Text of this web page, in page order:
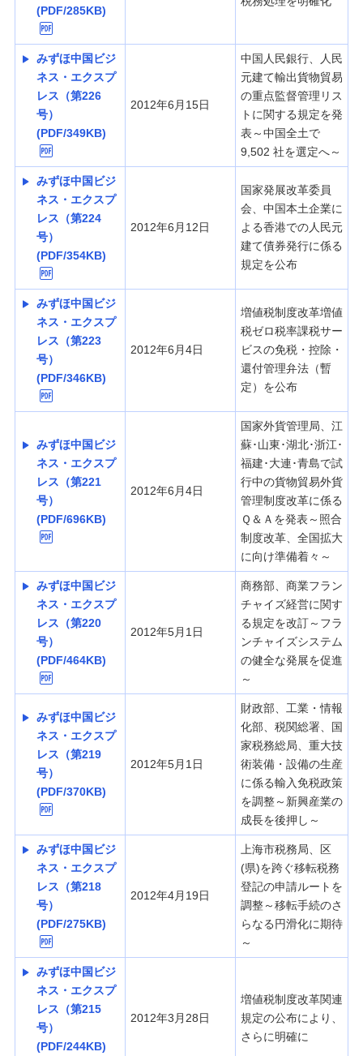
(PDF/285KB)
みずほ中国ビジ
ネス・エクスプ
レス（第226
号）
(PDF/349KB)
2012年6月15日
中国人民銀行、人民
元建て輸出貨物貿易
の重点監督管理リス
トに関する規定を発
表～中国全土で
9,502 社を選定へ～
みずほ中国ビジ
ネス・エクスプ
レス（第224
号）
(PDF/354KB)
2012年6月12日
国家発展改革委員
会、中国本土企業に
よる香港での人民元
建て債券発行に係る
規定を公布
みずほ中国ビジ
ネス・エクスプ
レス（第223
号）
(PDF/346KB)
2012年6月4日
増値税制度改革増値
税ゼロ税率課税サー
ビスの免税・控除・
還付管理弁法（暫
定）を公布
みずほ中国ビジ
ネス・エクスプ
レス（第221
号）
(PDF/696KB)
2012年6月4日
国家外貨管理局、江
蘇･山東･湖北･浙江･
福建･大連･青島で試
行中の貨物貿易外貨
管理制度改革に係る
Ｑ＆Ａを発表～照合
制度改革、全国拡大
に向け準備着々～
みずほ中国ビジ
ネス・エクスプ
レス（第220
号）
(PDF/464KB)
2012年5月1日
商務部、商業フラン
チャイズ経営に関す
る規定を改訂～フラ
ンチャイズシステム
の健全な発展を促進
～
みずほ中国ビジ
ネス・エクスプ
レス（第219
号）
(PDF/370KB)
2012年5月1日
財政部、工業・情報
化部、税関総署、国
家税務総局、重大技
術装備・設備の生産
に係る輸入免税政策
を調整～新興産業の
成長を後押し～
みずほ中国ビジ
ネス・エクスプ
レス（第218
号）
(PDF/275KB)
2012年4月19日
上海市税務局、区
(県)を跨ぐ移転税務
登記の申請ルートを
調整～移転手続のさ
らなる円滑化に期待
～
みずほ中国ビジ
ネス・エクスプ
レス（第215
号）
(PDF/244KB)
2012年3月28日
増値税制度改革関連
規定の公布により、
さらに明確に